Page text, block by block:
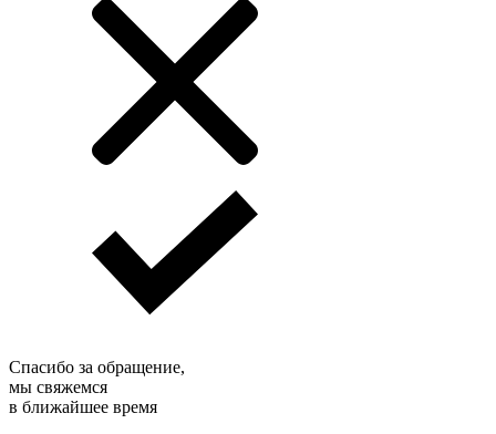
Спасибо за обращение,
мы свяжемся
в ближайшее время